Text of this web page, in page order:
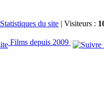
Statistiques du site | Visiteurs :
Films depuis 2009